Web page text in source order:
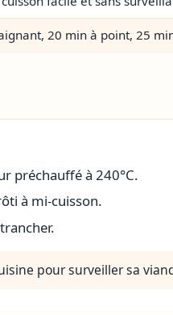
20 min à point, 25
préchauffé à 240°C.
à mi-cuisson.
pour surveiller sa